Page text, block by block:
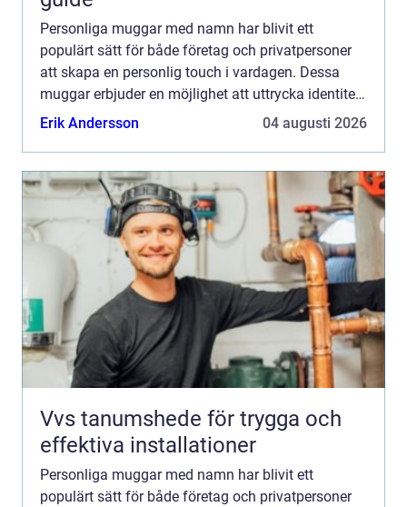
Personliga muggar med namn har blivit ett
populärt sätt för både företag och privatpersoner
att skapa en personlig touch i vardagen. Dessa
muggar erbjuder en möjlighet att uttrycka identitet
och tillhörighet, vare ...
Erik Andersson 04 augusti 2026
Vvs tanumshede för trygga och
effektiva installationer
Personliga muggar med namn har blivit ett
populärt sätt för både företag och privatpersoner